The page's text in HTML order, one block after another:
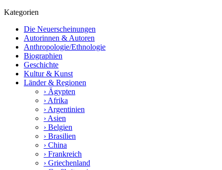
Kategorien
Die Neuerscheinungen
Autorinnen & Autoren
Anthropologie/Ethnologie
Biographien
Geschichte
Kultur & Kunst
Länder & Regionen
› Ägypten
› Afrika
› Argentinien
› Asien
› Belgien
› Brasilien
› China
› Frankreich
› Griechenland